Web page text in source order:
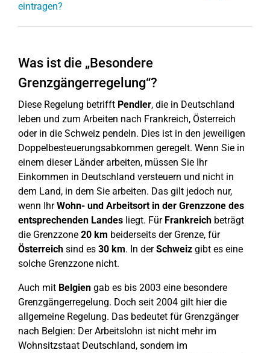
eintragen?
Was ist die „Besondere
Grenzgängerregelung“?
Diese Regelung betrifft Pendler, die in Deutschland
leben und zum Arbeiten nach Frankreich, Österreich
oder in die Schweiz pendeln. Dies ist in den jeweiligen
Doppelbesteuerungsabkommen geregelt. Wenn Sie in
einem dieser Länder arbeiten, müssen Sie Ihr
Einkommen in Deutschland versteuern und nicht in
dem Land, in dem Sie arbeiten. Das gilt jedoch nur,
wenn IhrWohn- und Arbeitsort in der Grenzzone des
entsprechenden Landes liegt. Für Frankreich beträgt
die Grenzzone 20 km beiderseits der Grenze, für
Österreich sind es 30 km. In derSchweiz gibt es eine
solche Grenzzone nicht.
Auch mit Belgien gab es bis 2003 eine besondere
Grenzgängerregelung. Doch seit 2004 gilt hier die
allgemeine Regelung. Das bedeutet für Grenzgänger
nach Belgien: Der Arbeitslohn ist nicht mehr im
Wohnsitzstaat Deutschland, sondern im